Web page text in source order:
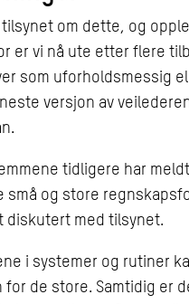
om dette, og
er vi nå ute etter flere
som uforholdsmessig
versjon av
tidligere har
små og store
diskutert med tilsynet.
i systemer og rutiner
de store. Samtidig er